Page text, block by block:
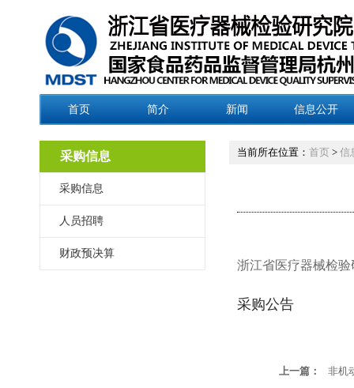
首页 简介 新闻 信息公开
采购信息
采购信息
人员招聘
财政预决算
当前所在位置： 首页 > 信
浙江省医疗器械检
采购公告
上一篇： 非机